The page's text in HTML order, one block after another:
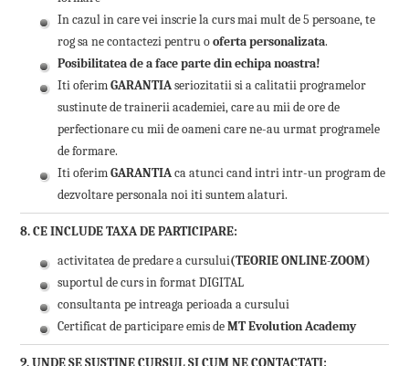
In cazul in care vei inscrie la curs mai mult de 5 persoane, te
rog sa ne contactezi pentru ooferta personalizata.
Posibilitatea de a face parte din echipa noastra!
Iti oferimGARANTIAseriozitatii si a calitatii programelor
sustinute de trainerii academiei, care au mii de ore de
perfectionare cu mii de oameni care ne-au urmat programele
de formare.
Iti oferimGARANTIAca atunci cand intri intr-un program de
dezvoltare personala noi iti suntem alaturi.
8. CE INCLUDE TAXA DE PARTICIPARE:
activitatea de predare a cursului(TEORIE ONLINE-ZOOM)
suportul de curs in format DIGITAL
consultanta pe intreaga perioada a cursului
Certificat de participare emis deMT Evolution Academy
9. UNDE SE SUSTINE CURSUL SI CUM NE CONTACTATI: